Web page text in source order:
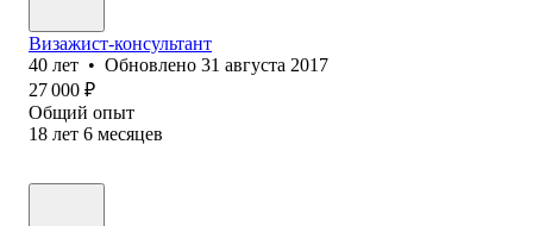
Визажист-консультант
40 лет • Обновлено 31 августа 2017
27 000 ₽
Общий опыт
18 лет 6 месяцев